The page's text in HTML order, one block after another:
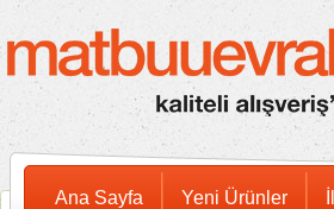
Ana Sayfa Yeni Ürünler